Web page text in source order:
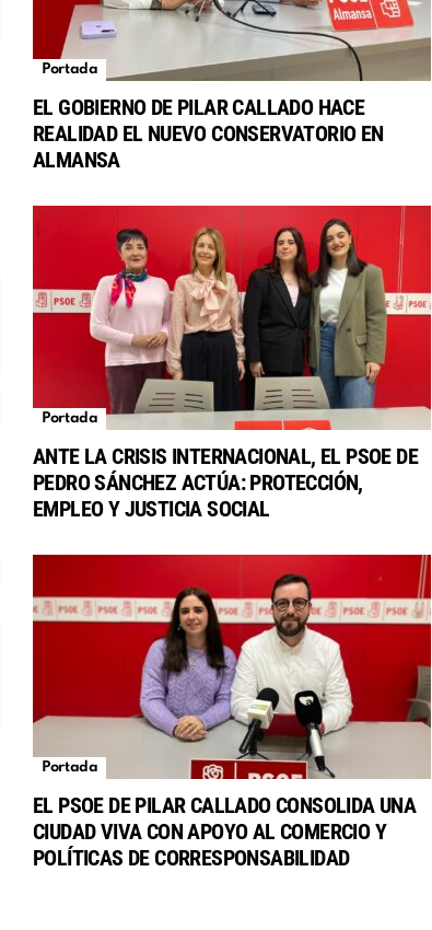
Portada
EL GOBIERNO DE PILAR CALLADO HACE
REALIDAD EL NUEVO CONSERVATORIO EN
ALMANSA
Portada
ANTE LA CRISIS INTERNACIONAL, EL PSOE DE
PEDRO SÁNCHEZ ACTÚA: PROTECCIÓN,
EMPLEO Y JUSTICIA SOCIAL
Portada
EL PSOE DE PILAR CALLADO CONSOLIDA UNA
CIUDAD VIVA CON APOYO AL COMERCIO Y
POLÍTICAS DE CORRESPONSABILIDAD